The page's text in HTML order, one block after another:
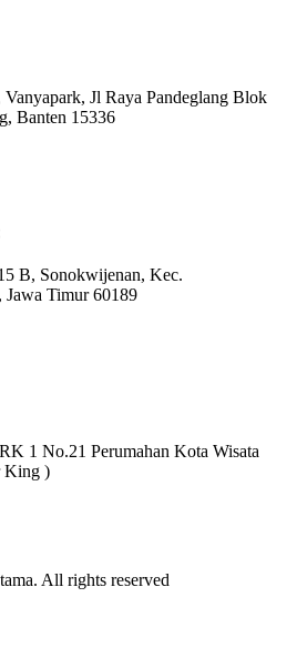
Jl Raya Pandeglang Blok
Banten 15336
B, Sonokwijenan, Kec.
Jawa Timur 60189
1 No.21 Perumahan Kota Wisata
King )
All rights reserved